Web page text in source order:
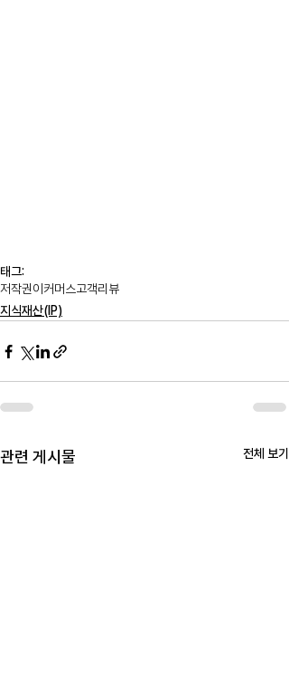
태그:
저작권이커머스고객리뷰
지식재산(IP)
관련 게시물 전체 보기